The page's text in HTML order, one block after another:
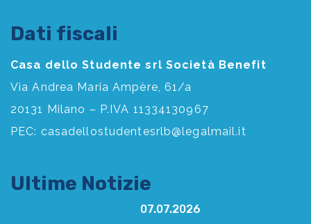
Dati fiscali
Casa dello Studente srl Società Benefit
Via Andrea Maria Ampère, 61/a
20131 Milano – P.IVA 11334130967
PEC: casadellostudentesrlb@legalmail.it
Ultime Notizie
07.07.2026